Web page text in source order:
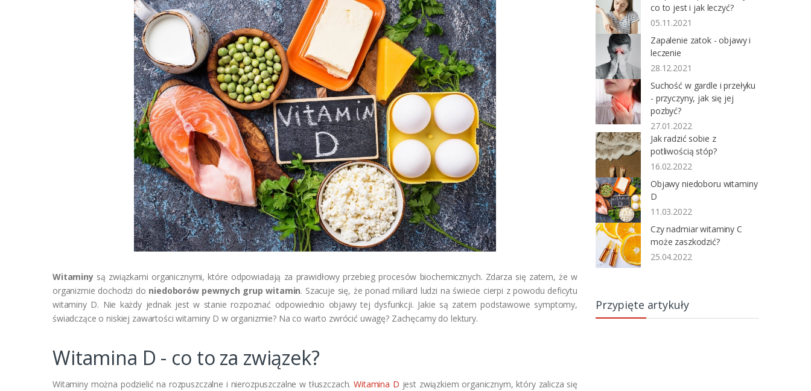
Witaminysą związkami organicznymi, które odpowiadają za prawidłowy przebieg procesów biochemicznych. Zdarza się zatem, że w
organizmie dochodzi do niedoborów pewnych grup witamin. Szacuje się, że ponad miliard ludzi na świecie cierpi z powodu deficytu
witaminy D. Nie każdy jednak jest w stanie rozpoznać odpowiednio objawy tej dysfunkcji. Jakie są zatem podstawowe symptomy,
świadczące o niskiej zawartości witaminy D w organizmie? Na co warto zwrócić uwagę? Zachęcamy do lektury.
Witamina D - co to za związek?
Witaminy można podzielić na rozpuszczalne i nierozpuszczalne w tłuszczach.Witamina D jest związkiem organicznym, który zalicza się
co to jest i jak leczyć?
05.11.2021
Zapalenie zatok - objawy i
leczenie
28.12.2021
Suchość w gardle i przełyku
- przyczyny, jak się jej
pozbyć?
27.01.2022
Jak radzić sobie z
potliwością stóp?
16.02.2022
Objawy niedoboru witaminy
D
11.03.2022
Czy nadmiar witaminy C
może zaszkodzić?
25.04.2022
Przypięte artykuły